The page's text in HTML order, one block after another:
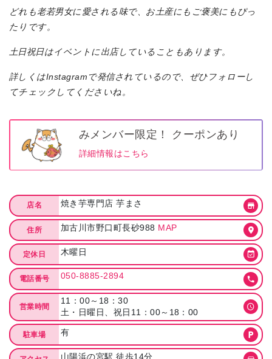
どれも老若男女に愛される味で、お土産にもご褒美にもぴっ
たりです。
土日祝日はイベントに出店していることもあります。
詳しくはInstagramで発信されているので、ぜひフォローし
てチェックしてくださいね。
みメンバー限定！ クーポンあり
詳細情報はこちら
店名 焼き芋専門店 芋まさ
住所 加古川市野口町長砂988 MAP
定休日 木曜日
電話番号 050-8885-2894
営業時間
11：00～18：30
土・日曜日、祝日11：00～18：00
駐車場 有
山陽浜の宮駅 徒歩14分